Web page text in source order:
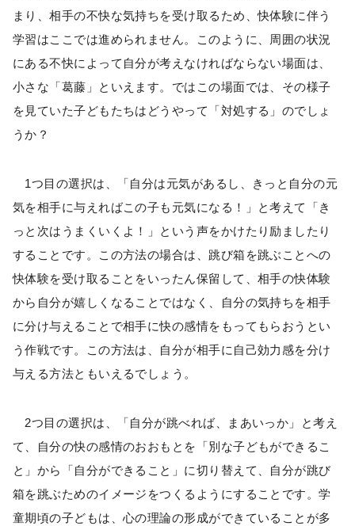
まり、相手の不快な気持ちを受け取るため、快体験に伴う
学習はここでは進められません。このように、周囲の状況
にある不快によって自分が考えなければならない場面は、
小さな「葛藤」といえます。ではこの場面では、その様子
を見ていた子どもたちはどうやって「対処する」のでしょ
うか？
1つ目の選択は、「自分は元気があるし、きっと自分の元
気を相手に与えればこの子も元気になる！」と考えて「き
っと次はうまくいくよ！」という声をかけたり励ましたり
することです。この方法の場合は、跳び箱を跳ぶことへの
快体験を受け取ることをいったん保留して、相手の快体験
から自分が嬉しくなることではなく、自分の気持ちを相手
に分け与えることで相手に快の感情をもってもらおうとい
う作戦です。この方法は、自分が相手に自己効力感を分け
与える方法ともいえるでしょう。
2つ目の選択は、「自分が跳べれば、まあいっか」と考え
て、自分の快の感情のおおもとを「別な子どもができるこ
と」から「自分ができること」に切り替えて、自分が跳び
箱を跳ぶためのイメージをつくるようにすることです。学
童期頃の子どもは、心の理論の形成ができていることが多